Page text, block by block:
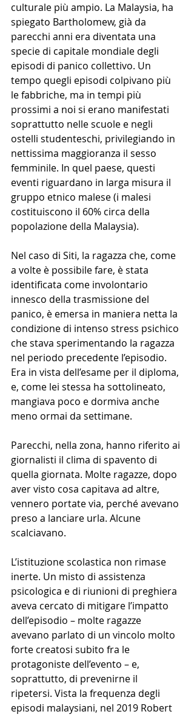
culturale più ampio. La Malaysia, ha
spiegato Bartholomew, già da
parecchi anni era diventata una
specie di capitale mondiale degli
episodi di panico collettivo. Un
tempo quegli episodi colpivano più
le fabbriche, ma in tempi più
prossimi a noi si erano manifestati
soprattutto nelle scuole e negli
ostelli studenteschi, privilegiando in
nettissima maggioranza il sesso
femminile. In quel paese, questi
eventi riguardano in larga misura il
gruppo etnico malese (i malesi
costituiscono il 60% circa della
popolazione della Malaysia).
Nel caso di Siti, la ragazza che, come
a volte è possibile fare, è stata
identificata come involontario
innesco della trasmissione del
panico, è emersa in maniera netta la
condizione di intenso stress psichico
che stava sperimentando la ragazza
nel periodo precedente l’episodio.
Era in vista dell’esame per il diploma,
e, come lei stessa ha sottolineato,
mangiava poco e dormiva anche
meno ormai da settimane.
Parecchi, nella zona, hanno riferito ai
giornalisti il clima di spavento di
quella giornata. Molte ragazze, dopo
aver visto cosa capitava ad altre,
vennero portate via, perché avevano
preso a lanciare urla. Alcune
scalciavano.
L’istituzione scolastica non rimase
inerte. Un misto di assistenza
psicologica e di riunioni di preghiera
aveva cercato di mitigare l’impatto
dell’episodio – molte ragazze
avevano parlato di un vincolo molto
forte creatosi subito fra le
protagoniste dell’evento – e,
soprattutto, di prevenirne il
ripetersi. Vista la frequenza degli
episodi malaysiani, nel 2019 Robert